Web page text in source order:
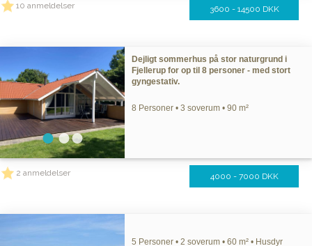
10 anmeldelser 3600 - 14500 DKK
Dejligt sommerhus på stor naturgrund i
Fjellerup for op til 8 personer - med stort
gyngestativ.
8 Personer • 3 soverum • 90 m²
2 anmeldelser 4000 - 7000 DKK
5 Personer • 2 soverum • 60 m² • Husdyr